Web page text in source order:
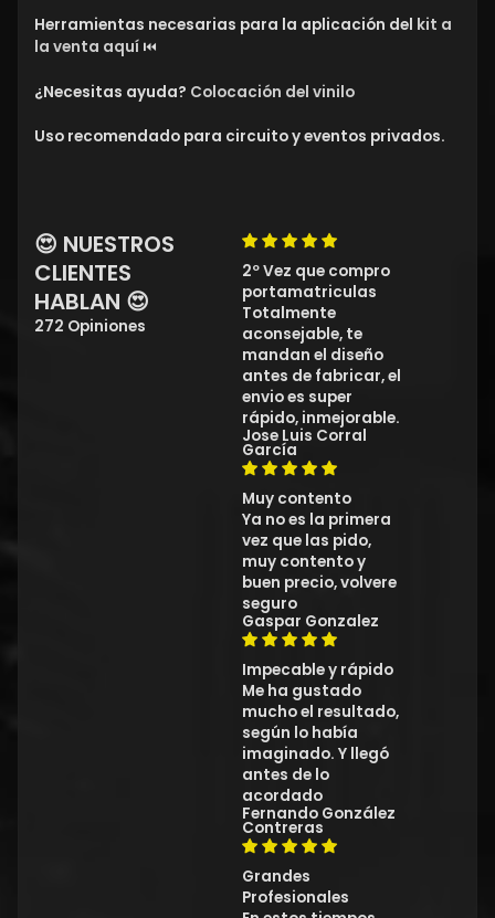
Herramientas necesarias para la aplicación del kit a
la venta aquí⏮
¿Necesitas ayuda? Colocación del vinilo
Uso recomendado para circuito y eventos privados.
😍 NUESTROS
CLIENTES
HABLAN 😍
272 Opiniones
2º Vez que compro
portamatriculas
Totalmente
aconsejable, te
mandan el diseño
antes de fabricar, el
envio es super
rápido, inmejorable.
Jose Luis Corral
García
Muy contento
Ya no es la primera
vez que las pido,
muy contento y
buen precio, volvere
seguro
Gaspar Gonzalez
Impecable y rápido
Me ha gustado
mucho el resultado,
según lo había
imaginado. Y llegó
antes de lo
acordado
Fernando González
Contreras
Grandes
Profesionales